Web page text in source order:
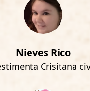
Nieves Rico
Crisitana